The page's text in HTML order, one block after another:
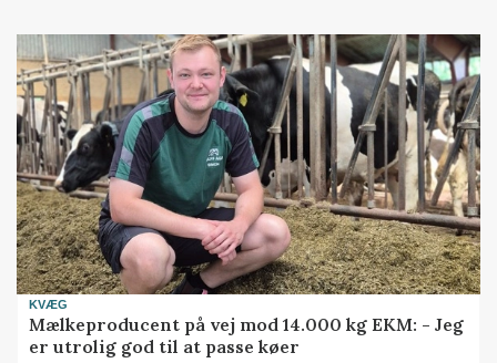
KVÆG
Mælkeproducent på vej mod 14.000 kg EKM: - Jeg
er utrolig god til at passe køer